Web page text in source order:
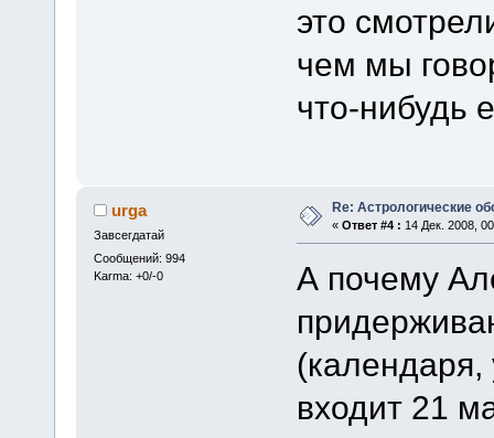
это
чем мы
что-нибудь
urga
Завсегдатай
Сообщений: 994
Karma: +0/-0
Re: Астрологические
« Ответ #4 : 14 Дек. 2008,
А почему
входит 21